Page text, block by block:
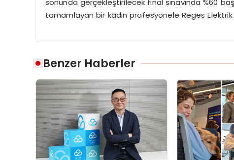
sonunda gerçekleştirilecek final sınavında %60
tamamlayan bir kadın profesyonele Reges
Benzer Haberler